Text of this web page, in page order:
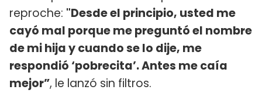
reproche: "Desde el principio, usted me
cayó mal porque me preguntó el nombre
de mi hija y cuando se lo dije, me
respondió ‘pobrecita’. Antes me caía
mejor”, le lanzó sin filtros.